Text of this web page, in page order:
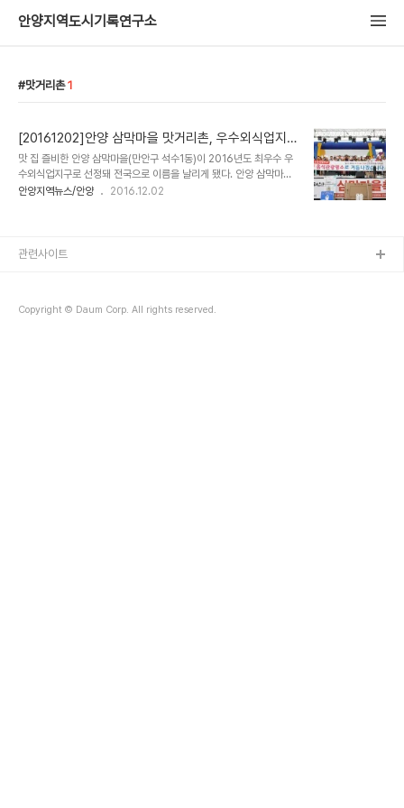
안양지역도시기록연구소
맛거리촌 1
[20161202]안양 삼막마을 맛거리촌, 우수외식업지
구 최우수상
맛 집 즐비한 안양 삼막마을(만안구 석수1동)이 2016년도 최우수 우
수외식업지구로 선정돼 전국으로 이름을 날리게 됐다. 안양 삼막마을
맛거리촌이 지난 11월 29일 경북 포항에서 열린 ‘올해의 우수외식업
마을 상인회장이 장관을 대신한 박병홍 농림축산식품부 식품안전정책
력, 우수 식재료 이용현황, 외식업지구 조리시설 ..
안양지역뉴스/안양 2016.12.02
Copyright © Daum Corp. All rights reserved.
관련사이트